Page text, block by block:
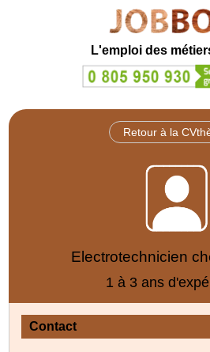
L'emploi des
Retour à la
Electrotechnicien
1 à 3 ans
Contact